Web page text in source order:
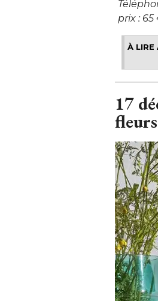
prix : 65
À LIRE
17
fleurs